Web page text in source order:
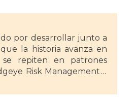
por desarrollar junto a
la historia avanza en
repiten en patrones
Risk Management y
and International